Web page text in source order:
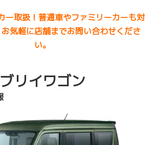
ー取扱！普通車やファミリーカーも対
気軽に店舗までお問い合わせくださ
い。
リイワゴン